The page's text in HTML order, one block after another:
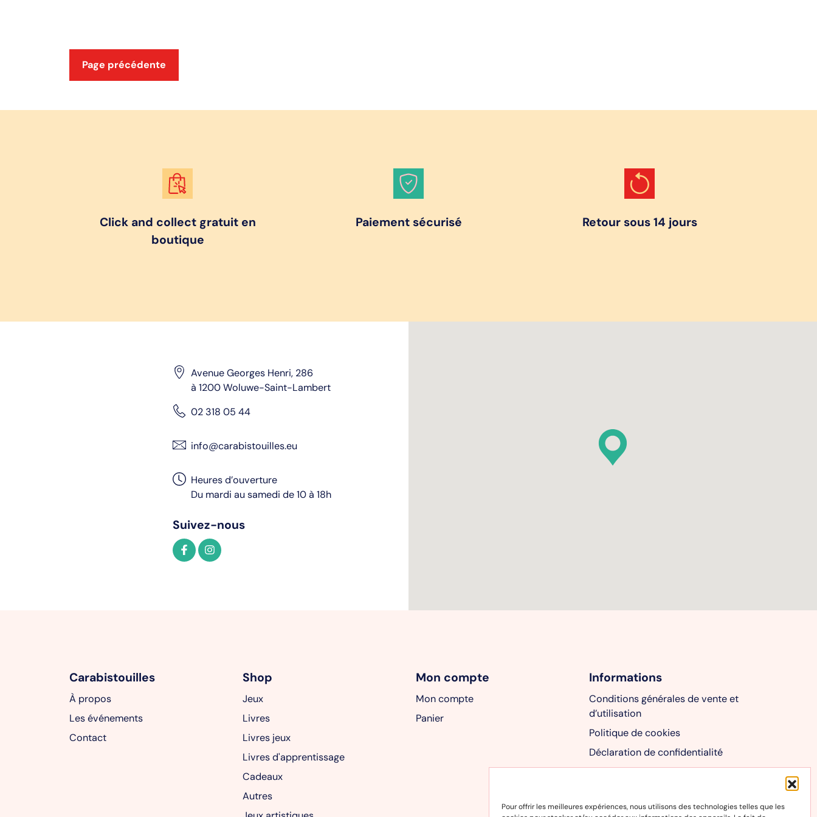
Pour offrir les meilleures expériences, nous utilisons des technologies telles que les
Page précédente
Click and collect gratuit en
boutique
Paiement sécurisé Retour sous 14 jours
Avenue Georges Henri, 286
à 1200 Woluwe-Saint-Lambert
02 318 05 44
info@carabistouilles.eu
Heures d’ouverture
Du mardi au samedi de 10 à 18h
Suivez-nous
Carabistouilles
À propos
Les événements
Contact
Shop
Jeux
Livres
Livres jeux
Livres d'apprentissage
Cadeaux
Autres
Mon compte
Mon compte
Panier
Informations
Conditions générales de vente et
d’utilisation
Politique de cookies
Déclaration de confidentialité